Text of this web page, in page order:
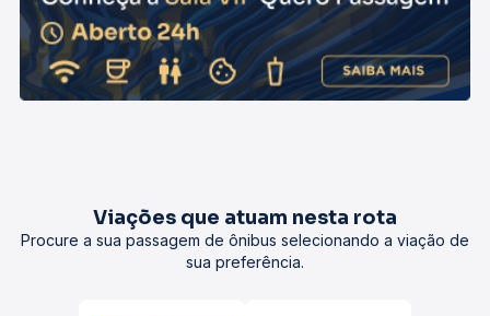
Viações que atuam nesta rota
Procure a sua passagem de ônibus selecionando a viação de
sua preferência.